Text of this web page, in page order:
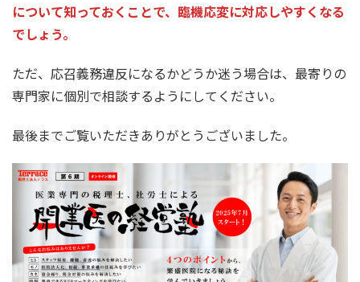
について知っておくことで、臨機応変に対応しやすくなる
でしょう。
ただ、応召義務違反になるかどうか迷う場合は、最寄りの
専門家に個別で相談するようにしてください。
最後までご覧いただきありがとうございました。